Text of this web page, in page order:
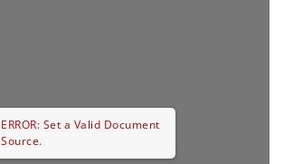
ERROR: Set a Valid Document
Source.